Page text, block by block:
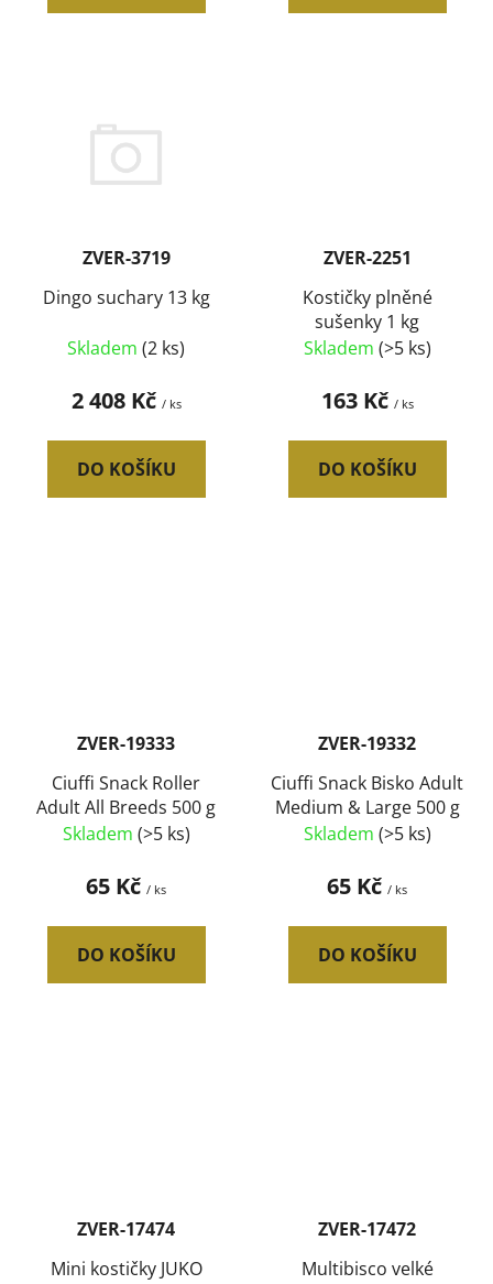
ZVER-3719
Dingo suchary 13 kg
Skladem (2 ks)
2 408 Kč / ks
DO KOŠÍKU
ZVER-2251
Kostičky plněné
sušenky 1 kg
Skladem (>5 ks)
163 Kč / ks
DO KOŠÍKU
ZVER-19333
Ciuffi Snack Roller
Adult All Breeds 500 g
Skladem (>5 ks)
65 Kč / ks
DO KOŠÍKU
ZVER-19332
Ciuffi Snack Bisko Adult
Medium & Large 500 g
Skladem (>5 ks)
65 Kč / ks
DO KOŠÍKU
ZVER-17474
Mini kostičky JUKO
ZVER-17472
Multibisco velké